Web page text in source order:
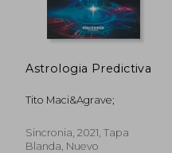
Astrologia Predictiva
Tito Maci&Agrave;
Sincronia, 2021, Tapa
Blanda, Nuevo